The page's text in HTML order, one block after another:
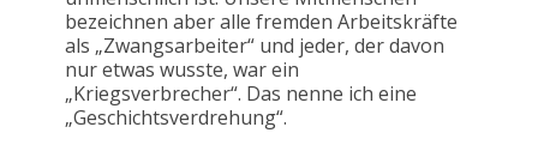
bezeichnen aber alle fremden Arbeitskräfte
als „Zwangsarbeiter“ und jeder, der davon
nur etwas wusste, war ein
„Kriegsverbrecher“. Das nenne ich eine
„Geschichtsverdrehung“.